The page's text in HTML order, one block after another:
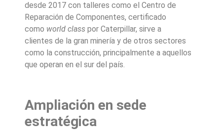
desde 2017 con talleres como el Centro de
Reparación de Componentes, certificado
como world class por Caterpillar, sirve a
clientes de la gran minería y de otros sectores
como la construcción, principalmente a aquellos
que operan en el sur del país.
Ampliación en sede
estratégica